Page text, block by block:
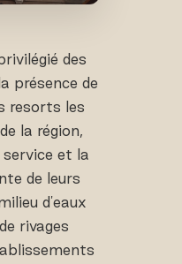
des
présence de
resorts les
la région,
et la
de leurs
d'eaux
rivages